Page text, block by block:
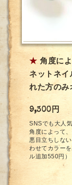
★ 角度に
ネットネイ
れた方のみ
9,300円
SNSでも大人
角度によって
悪目立ちしな
わせてカラー
ル追加550円）